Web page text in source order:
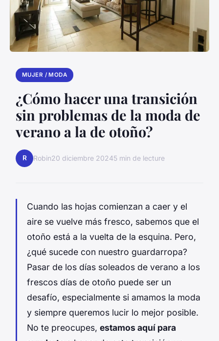
MUJER / MODA
¿Cómo hacer una transición
sin problemas de la moda de
verano a la de otoño?
R Robin20 diciembre 20245 min de lecture
Cuando las hojas comienzan a caer y el
aire se vuelve más fresco, sabemos que el
otoño está a la vuelta de la esquina. Pero,
¿qué sucede con nuestro guardarropa?
Pasar de los días soleados de verano a los
frescos días de otoño puede ser un
desafío, especialmente si amamos la moda
y siempre queremos lucir lo mejor posible.
No te preocupes, estamos aquí para